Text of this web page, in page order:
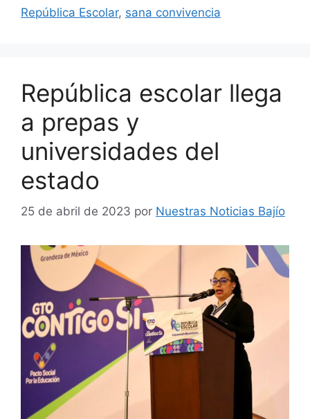
República Escolar, sana convivencia
República escolar llega
a prepas y
universidades del
estado
25 de abril de 2023 por Nuestras Noticias Bajío